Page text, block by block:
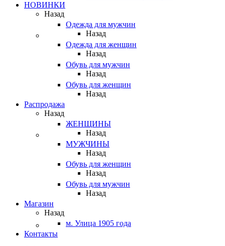
НОВИНКИ
Назад
Одежда для мужчин
Назад
Одежда для женщин
Назад
Обувь для мужчин
Назад
Обувь для женщин
Назад
Распродажа
Назад
ЖЕНЩИНЫ
Назад
МУЖЧИНЫ
Назад
Обувь для женщин
Назад
Обувь для мужчин
Назад
Магазин
Назад
м. Улица 1905 года
Контакты